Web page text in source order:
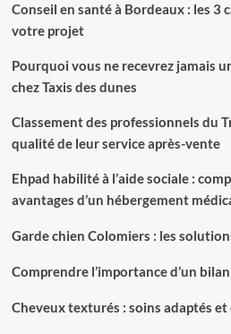
Conseil en santé à Bordeaux : les 3
votre projet
Pourquoi vous ne recevrez jamais
chez Taxis des dunes
Classement des professionnels du
qualité de leur service après-vente
Ehpad habilité à l’aide sociale :
avantages d’un hébergement
Garde chien Colomiers : les
Comprendre l’importance d’un
Cheveux texturés : soins adaptés